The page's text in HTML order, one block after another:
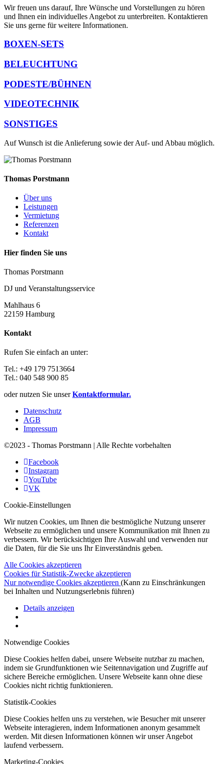
Wir freuen uns darauf, Ihre Wünsche und Vorstellungen zu hören
und Ihnen ein individuelles Angebot zu unterbreiten. Kontaktieren
Sie uns gerne für weitere Informationen.
BOXEN-SETS
BELEUCHTUNG
PODESTE/BÜHNEN
VIDEOTECHNIK
SONSTIGES
Auf Wunsch ist die Anlieferung sowie der Auf- und Abbau möglich.
Thomas Porstmann
Über uns
Leistungen
Vermietung
Referenzen
Kontakt
Hier finden Sie uns
Thomas Porstmann
DJ und Veranstaltungsservice
Mahlhaus 6
22159 Hamburg
Kontakt
Rufen Sie einfach an unter:
Tel.: +49 179 7513664
Tel.: 040 548 900 85
oder nutzen Sie unserKontaktformular.
Datenschutz
AGB
Impressum
©2023 - Thomas Porstmann | Alle Rechte vorbehalten
Facebook
Instagram
YouTube
VK
Cookie-Einstellungen
Wir nutzen Cookies, um Ihnen die bestmögliche Nutzung unserer
Webseite zu ermöglichen und unsere Kommunikation mit Ihnen zu
verbessern. Wir berücksichtigen Ihre Auswahl und verwenden nur
die Daten, für die Sie uns Ihr Einverständnis geben.
Alle Cookies akzeptieren
Cookies für Statistik-Zwecke akzeptieren
Nur notwendige Cookies akzeptieren (Kann zu Einschränkungen
bei Inhalten und Nutzungserlebnis führen)
Details anzeigen
Notwendige Cookies
Diese Cookies helfen dabei, unsere Webseite nutzbar zu machen,
indem sie Grundfunktionen wie Seitennavigation und Zugriffe auf
sichere Bereiche ermöglichen. Unsere Webseite kann ohne diese
Cookies nicht richtig funktionieren.
Statistik-Cookies
Diese Cookies helfen uns zu verstehen, wie Besucher mit unserer
Webseite interagieren, indem Informationen anonym gesammelt
werden. Mit diesen Informationen können wir unser Angebot
laufend verbessern.
Marketing-Cookies